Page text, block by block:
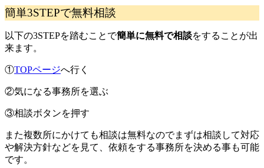
簡単3STEPで無料相談
以下の3STEPを踏むことで簡単に無料で相談をすることが出
来ます。
①TOPページへ行く
②気になる事務所を選ぶ
③相談ボタンを押す
また複数所にかけても相談は無料なのでまずは相談して対応
や解決方針などを見て、依頼をする事務所を決める事も可能
です。